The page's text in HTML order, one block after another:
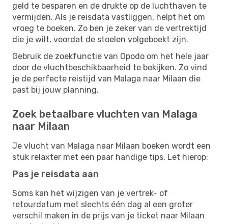
geld te besparen en de drukte op de luchthaven te
vermijden. Als je reisdata vastliggen, helpt het om
vroeg te boeken. Zo ben je zeker van de vertrektijd
die je wilt, voordat de stoelen volgeboekt zijn.
Gebruik de zoekfunctie van Opodo om het hele jaar
door de vluchtbeschikbaarheid te bekijken. Zo vind
je de perfecte reistijd van Malaga naar Milaan die
past bij jouw planning.
Zoek betaalbare vluchten van Malaga
naar Milaan
Je vlucht van Malaga naar Milaan boeken wordt een
stuk relaxter met een paar handige tips. Let hierop:
Pas je reisdata aan
Soms kan het wijzigen van je vertrek- of
retourdatum met slechts één dag al een groter
verschil maken in de prijs van je ticket naar Milaan